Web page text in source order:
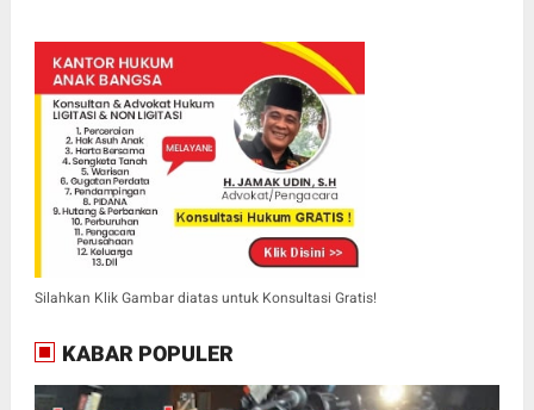
Silahkan Klik Gambar diatas untuk Konsultasi Gratis!
KABAR POPULER